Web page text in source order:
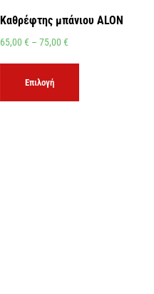
Καθρέφτης μπάνιου ALON
65,00 € – 75,00 €
Επιλογή